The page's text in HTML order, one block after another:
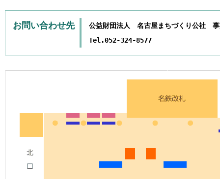
お問い合わせ先
公益財団法人 名古屋まちづくり公社
Tel.052-324-8577